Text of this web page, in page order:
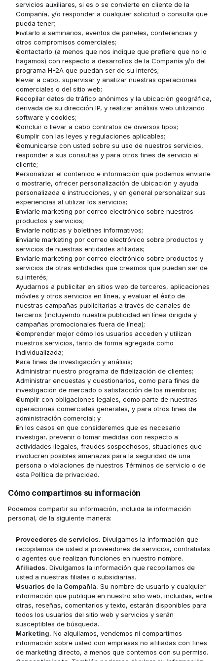
servicios auxiliares, si es o se convierte en cliente de la
Compañía, y/o responder a cualquier solicitud o consulta que
pueda tener;
Invitarlo a seminarios, eventos de paneles, conferencias y
otros compromisos comerciales;
Contactarlo (a menos que nos indique que prefiere que no lo
hagamos) con respecto a desarrollos de la Compañía y/o del
programa H-2A que puedan ser de su interés;
Llevar a cabo, supervisar y analizar nuestras operaciones
comerciales o del sitio web;
Recopilar datos de tráfico anónimos y la ubicación geográfica,
derivada de su dirección IP, y realizar análisis web utilizando
software y cookies;
Concluir o llevar a cabo contratos de diversos tipos;
Cumplir con las leyes y regulaciones aplicables;
Comunicarse con usted sobre su uso de nuestros servicios,
responder a sus consultas y para otros fines de servicio al
cliente;
Personalizar el contenido e información que podemos enviarle
o mostrarle, ofrecer personalización de ubicación y ayuda
personalizada e instrucciones, y en general personalizar sus
experiencias al utilizar los servicios;
Enviarle marketing por correo electrónico sobre nuestros
productos y servicios;
Enviarle noticias y boletines informativos;
Enviarle marketing por correo electrónico sobre productos y
servicios de nuestras entidades afiliadas;
Enviarle marketing por correo electrónico sobre productos y
servicios de otras entidades que creamos que puedan ser de
su interés;
Ayudarnos a publicitar en sitios web de terceros, aplicaciones
móviles y otros servicios en línea, y evaluar el éxito de
nuestras campañas publicitarias a través de canales de
terceros (incluyendo nuestra publicidad en línea dirigida y
campañas promocionales fuera de línea);
Comprender mejor cómo los usuarios acceden y utilizan
nuestros servicios, tanto de forma agregada como
individualizada;
Para fines de investigación y análisis;
Administrar nuestro programa de fidelización de clientes;
Administrar encuestas y cuestionarios, como para fines de
investigación de mercado o satisfacción de los miembros;
Cumplir con obligaciones legales, como parte de nuestras
operaciones comerciales generales, y para otros fines de
administración comercial; y
En los casos en que consideremos que es necesario
investigar, prevenir o tomar medidas con respecto a
actividades ilegales, fraudes sospechosos, situaciones que
involucren posibles amenazas para la seguridad de una
persona o violaciones de nuestros Términos de servicio o de
esta Política de privacidad.
Cómo compartimos su información
Podemos compartir su información, incluida la información
personal, de la siguiente manera:
Proveedores de servicios. Divulgamos la información que
recopilamos de usted a proveedores de servicios, contratistas
o agentes que realizan funciones en nuestro nombre.
Afiliados. Divulgamos la información que recopilamos de
usted a nuestras filiales o subsidiarias.
Usuarios de la Compañía. Su nombre de usuario y cualquier
información que publique en nuestro sitio web, incluidas, entre
otras, reseñas, comentarios y texto, estarán disponibles para
todos los usuarios del sitio web y servicios y serán
susceptibles de búsqueda.
Marketing. No alquilamos, vendemos ni compartimos
información sobre usted con empresas no afiliadas con fines
de marketing directo, a menos que contemos con su permiso.